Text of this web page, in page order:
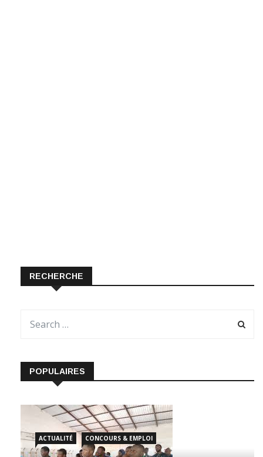
RECHERCHE
POPULAIRES
ACTUALITÉ CONCOURS & EMPLOI